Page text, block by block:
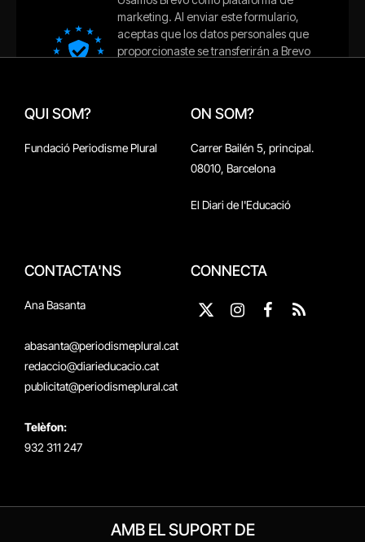
QUI SOM?
Fundació Periodisme Plural
ON SOM?
Carrer Bailén 5, principal.
08010, Barcelona
El Diari de l'Educació
CONTACTA'NS
Ana Basanta
abasanta@periodismeplural.cat
redaccio@diarieducacio.cat
publicitat@periodismeplural.cat
Telèfon:
932 311 247
CONNECTA
X
InstagramFacebook
RSS
AMB EL SUPORT DE